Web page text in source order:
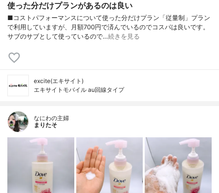
使った分だけプランがあるのは良い
■コストパフォーマンスについて使った分だけプラン「従量制」プラン
で利用していますが、月額700円で済んでいるのでコスパは良いです。
サブのサブとして使っているので…続きを見る
excite(エキサイト)
エキサイトモバイル au回線タイプ
なにわの主婦
まりたそ